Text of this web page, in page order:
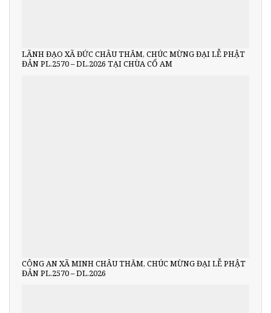
LÃNH ĐẠO XÃ ĐỨC CHÂU THĂM, CHÚC MỪNG ĐẠI LỄ PHẬT
ĐẢN PL.2570 – DL.2026 TẠI CHÙA CỔ AM
CÔNG AN XÃ MINH CHÂU THĂM, CHÚC MỪNG ĐẠI LỄ PHẬT
ĐẢN PL.2570 – DL.2026